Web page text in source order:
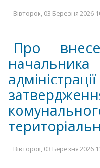
Вівторок, 03 Березня 2026
Про
начальника
Вівторок, 03 Березня 2026